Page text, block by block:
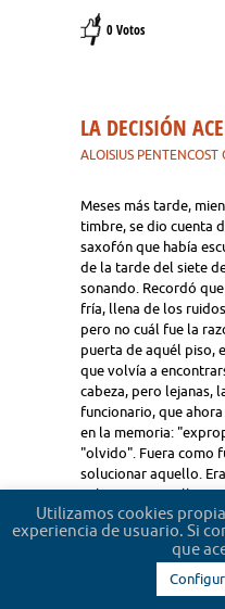
0 Votos
LA DECISIÓN
ALOISIUS PENTENCOST
Meses más tarde,
timbre, se dio cuenta
saxofón que había
de la tarde del siete
sonando. Recordó
fría, llena de los
pero no cuál fue la
puerta de aquél piso,
que volvía a
cabeza, pero lejanas,
funcionario, que
en la memoria:
"olvido". Fuera como
solucionar aquello.
valiente para callarse.
detrás de la puerta.
escuchó la voz de su
abrió, saludándole
Utilizamos cookies
experiencia de usuario. Si
que